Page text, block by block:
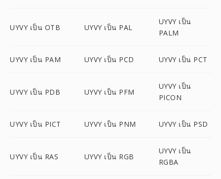
UYVY เป็น OTB UYVY เป็น PAL
UYVY เป็น
PALM
UYVY เป็น PAM UYVY เป็น PCD UYVY เป็น PCT
UYVY เป็น PDB UYVY เป็น PFM
UYVY เป็น
PICON
UYVY เป็น PICT UYVY เป็น PNM UYVY เป็น PSD
UYVY เป็น RAS UYVY เป็น RGB
UYVY เป็น
RGBA